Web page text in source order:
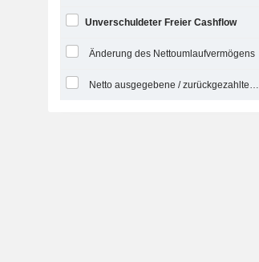
Unverschuldeter Freier Cashflow
Änderung des Nettoumlaufvermögens
Netto ausgegebene / zurückgezahlte Schulden